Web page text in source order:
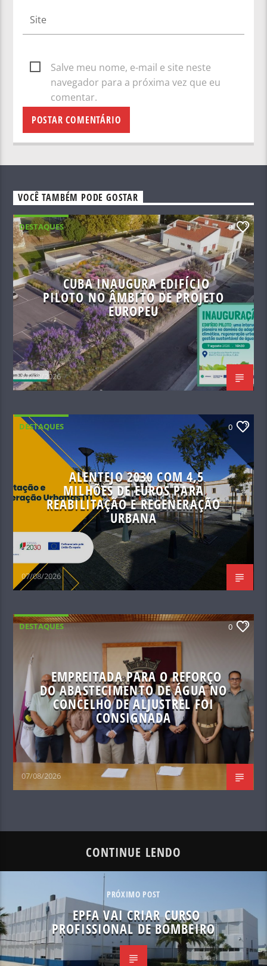
Salve meu nome, e-mail e site neste
navegador para a próxima vez que eu
comentar.
VOCÊ TAMBÉM PODE GOSTAR
DESTAQUES 0
CUBA INAUGURA EDIFÍCIO
PILOTO NO ÂMBITO DE PROJETO
EUROPEU
07/08/2026
DESTAQUES 0
ALENTEJO 2030 COM 4,5
MILHÕES DE EUROS PARA
REABILITAÇÃO E REGENERAÇÃO
URBANA
07/08/2026
DESTAQUES 0
EMPREITADA PARA O REFORÇO
DO ABASTECIMENTO DE ÁGUA NO
CONCELHO DE ALJUSTREL FOI
CONSIGNADA
07/08/2026
CONTINUE LENDO
PRÓXIMO POST
EPFA VAI CRIAR CURSO
PROFISSIONAL DE BOMBEIRO